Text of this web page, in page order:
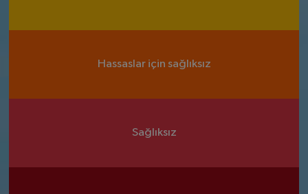
Hassaslar için sağlıksız
Sağlıksız